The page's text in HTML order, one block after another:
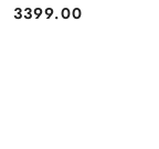
Cena:
3399.00